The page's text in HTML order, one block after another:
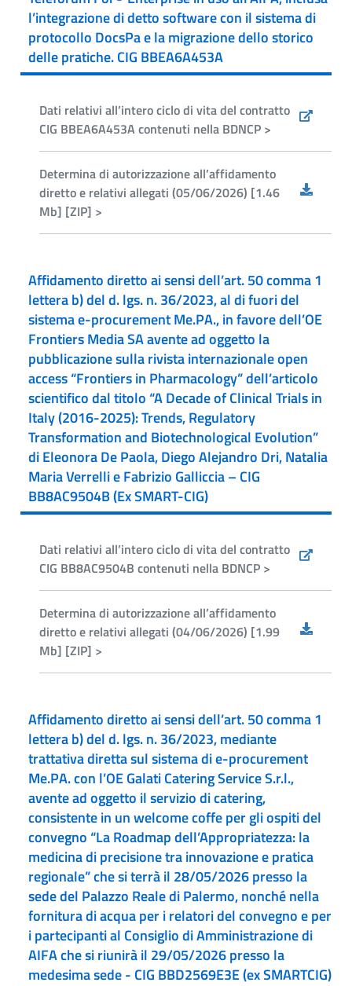
l’integrazione di detto software con il sistema di
protocollo DocsPa e la migrazione dello storico
delle pratiche. CIG BBEA6A453A
Dati relativi all’intero ciclo di vita del contratto
CIG BBEA6A453A contenuti nella BDNCP >
Determina di autorizzazione all’affidamento
diretto e relativi allegati (05/06/2026) [1.46
Mb] [ZIP] >
Affidamento diretto ai sensi dell’art. 50 comma 1
lettera b) del d. lgs. n. 36/2023, al di fuori del
sistema e-procurement Me.PA., in favore dell’OE
Frontiers Media SA avente ad oggetto la
pubblicazione sulla rivista internazionale open
access “Frontiers in Pharmacology” dell’articolo
scientifico dal titolo “A Decade of Clinical Trials in
Italy (2016-2025): Trends, Regulatory
Transformation and Biotechnological Evolution”
di Eleonora De Paola, Diego Alejandro Dri, Natalia
Maria Verrelli e Fabrizio Galliccia – CIG
BB8AC9504B (Ex SMART-CIG)
Dati relativi all’intero ciclo di vita del contratto
CIG BB8AC9504B contenuti nella BDNCP >
Determina di autorizzazione all’affidamento
diretto e relativi allegati (04/06/2026) [1.99
Mb] [ZIP] >
Affidamento diretto ai sensi dell’art. 50 comma 1
lettera b) del d. lgs. n. 36/2023, mediante
trattativa diretta sul sistema di e-procurement
Me.PA. con l’OE Galati Catering Service S.r.l.,
avente ad oggetto il servizio di catering,
consistente in un welcome coffe per gli ospiti del
convegno “La Roadmap dell’Appropriatezza: la
medicina di precisione tra innovazione e pratica
regionale” che si terrà il 28/05/2026 presso la
sede del Palazzo Reale di Palermo, nonché nella
fornitura di acqua per i relatori del convegno e per
i partecipanti al Consiglio di Amministrazione di
AIFA che si riunirà il 29/05/2026 presso la
medesima sede - CIG BBD2569E3E (ex SMARTCIG)